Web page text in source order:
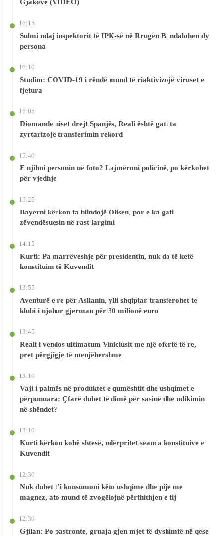
Gjakovë (VIDEO)
16:15
Sulmi ndaj inspektorit të IPK-së në Rrugën B, ndalohen dy
persona
16:10
Studim: COVID-19 i rëndë mund të riaktivizojë viruset e
fjetura
16:05
Diomande niset drejt Spanjës, Reali është gati ta
zyrtarizojë transferimin rekord
15:40
E njihni personin në foto? Lajmëroni policinë, po kërkohet
për vjedhje
15:25
Bayerni kërkon ta blindojë Olisen, por e ka gati
zëvendësuesin në rast largimi
14:15
Kurti: Pa marrëveshje për presidentin, nuk do të ketë
konstituim të Kuvendit
13:55
Aventurë e re për Asllanin, ylli shqiptar transferohet te
klubi i njohur gjerman për 30 milionë euro
13:45
Reali i vendos ultimatum Viniciusit me një ofertë të re,
pret përgjigje të menjëhershme
13:10
Vaji i palmës në produktet e qumështit dhe ushqimet e
përpunuara: Çfarë duhet të dimë për sasinë dhe ndikimin
në shëndet?
13:10
Kurti kërkon kohë shtesë, ndërpritet seanca konstituive e
Kuvendit
12:30
Nuk duhet t’i konsumoni këto ushqime dhe pije me
magnez, ato mund të zvogëlojnë përthithjen e tij
12:30
Gjilan: Po pastronte, gruaja gjen mjet të dyshimtë në qese